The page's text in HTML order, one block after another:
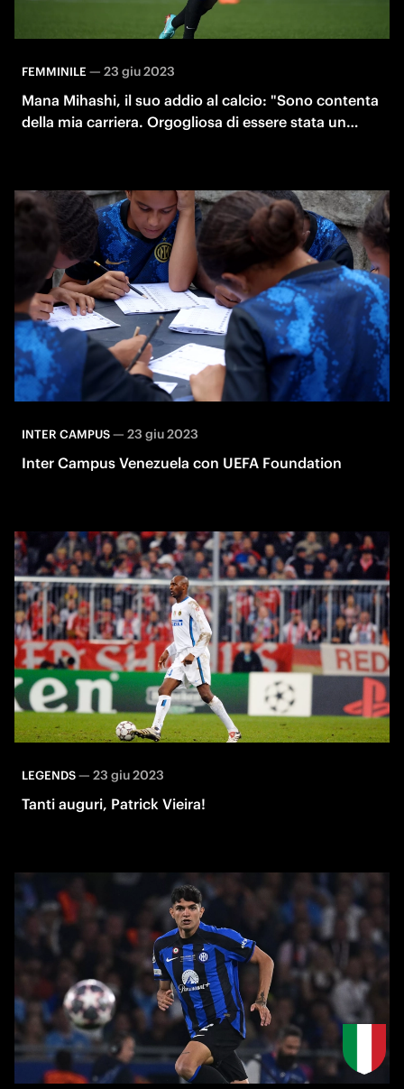
FEMMINILE— 23 giu 2023
Mana Mihashi, il suo addio al calcio: "Sono contenta
della mia carriera. Orgogliosa di essere stata un
INTER CAMPUS— 23 giu 2023
Inter Campus Venezuela con UEFA Foundation
LEGENDS— 23 giu 2023
Tanti auguri, Patrick Vieira!